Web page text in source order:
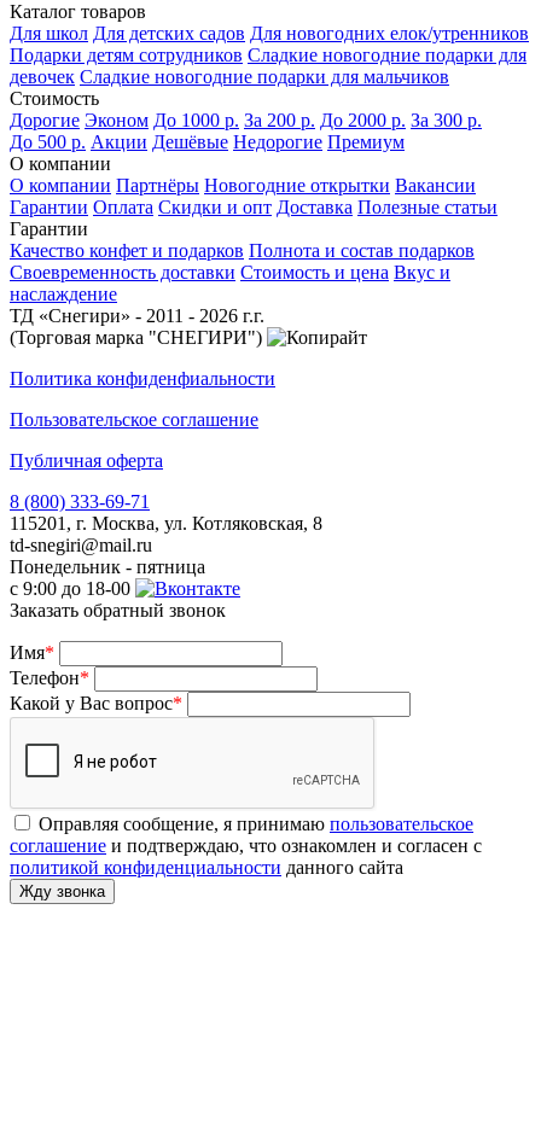
Каталог товаров
Для школ Для детских садов Для новогодних елок/утренников
Подарки детям сотрудников Сладкие новогодние подарки для
девочек Сладкие новогодние подарки для мальчиков
Стоимость
Дорогие Эконом До 1000 р. За 200 р. До 2000 р. За 300 р.
До 500 р. Акции Дешёвые Недорогие Премиум
О компании
О компании Партнёры Новогодние открытки Вакансии
Гарантии Оплата Скидки и опт Доставка Полезные статьи
Гарантии
Качество конфет и подарков Полнота и состав подарков
Своевременность доставки Стоимость и цена Вкус и
наслаждение
ТД «Снегири» - 2011 - 2026 г.г.
(Торговая марка "СНЕГИРИ")
Политика конфиденфиальности
Пользовательское соглашение
Публичная оферта
8 (800) 333-69-71
115201, г. Москва, ул. Котляковская, 8
td-snegiri@mail.ru
Понедельник - пятница
с 9:00 до 18-00
Заказать обратный звонок
Имя*
Телефон*
Какой у Вас вопрос*
Оправляя сообщение, я принимаю пользовательское
соглашение и подтверждаю, что ознакомлен и согласен с
политикой конфиденциальности данного сайта